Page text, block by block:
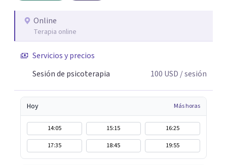
ecopsicología y el trabajo simbólico con el inconsciente,
entendiendo que cada proceso terapéutico es único y
Online
Terapia online
Servicios y precios
Sesión de psicoterapia
100 USD / sesión
Hoy Más horas
14:05 15:15
16:25
17:35
18:45 19:55